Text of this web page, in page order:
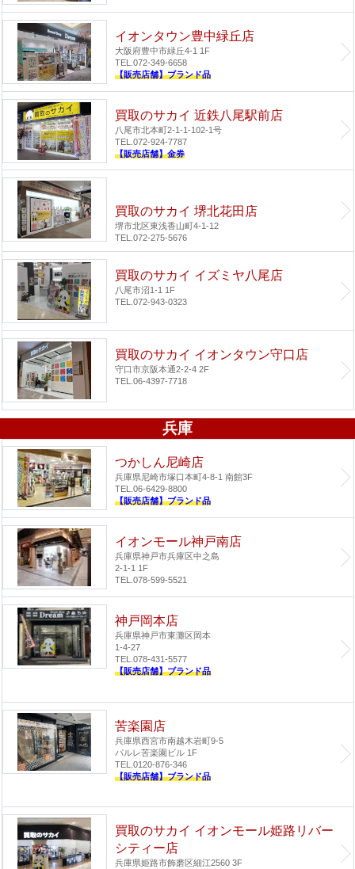
イオンタウン豊中緑丘店
大阪府豊中市緑丘4-1 1F
TEL.072-349-6658
【販売店舗】ブランド品
買取のサカイ 近鉄八尾駅前店
八尾市北本町2-1-1-102-1号
TEL.072-924-7787
【販売店舗】金券
買取のサカイ 堺北花田店
堺市北区東浅香山町4-1-12
TEL.072-275-5676
買取のサカイ イズミヤ八尾店
八尾市沼1-1 1F
TEL.072-943-0323
買取のサカイ イオンタウン守口店
守口市京阪本通2-2-4 2F
TEL.06-4397-7718
兵庫
つかしん尼崎店
兵庫県尼崎市塚口本町4-8-1 南館3F
TEL.06-6429-8800
【販売店舗】ブランド品
イオンモール神戸南店
兵庫県神戸市兵庫区中之島
2-1-1 1F
TEL.078-599-5521
神戸岡本店
兵庫県神戸市東灘区岡本
1-4-27
TEL.078-431-5577
【販売店舗】ブランド品
苦楽園店
兵庫県西宮市南越木岩町9-5
パルレ苦楽園ビル 1F
TEL.0120-876-346
【販売店舗】ブランド品
買取のサカイ イオンモール姫路リバー
シティー店
兵庫県姫路市飾磨区細江2560 3F